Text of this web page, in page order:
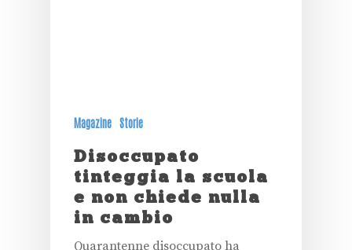
Magazine Storie
Disoccupato
tinteggia la scuola
e non chiede nulla
in cambio
Quarantenne disoccupato ha